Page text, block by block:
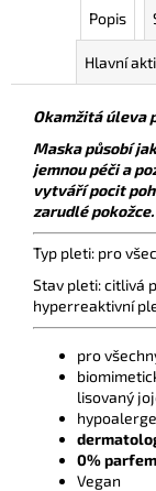
Popis
Hlavní
Okamžitá úleva
Maska působí
jemnou péči a
vytváří pocit
zarudlé pokožce.
Typ pleti: pro
Stav pleti: citlivá
hyperreaktivní
pro
lisovaný
0%
Vegan